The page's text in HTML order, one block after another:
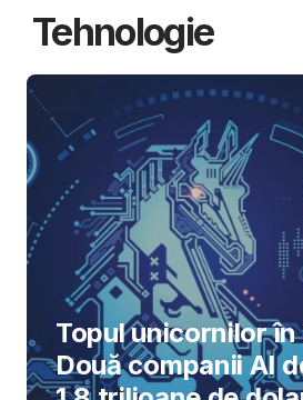
Tehnologie
Topul unicornilor
Două companii AI